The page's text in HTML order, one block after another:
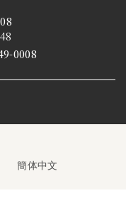
0008
簡体中文